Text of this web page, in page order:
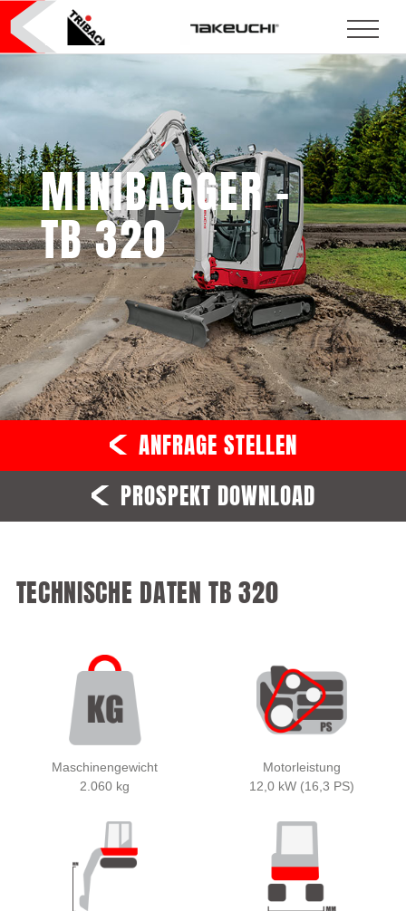
MINIBAGGER –
TB 320
ANFRAGE STELLEN
PROSPEKT DOWNLOAD
TECHNISCHE DATEN TB 320
Maschinengewicht
2.060 kg
Motorleistung
12,0 kW (16,3 PS)